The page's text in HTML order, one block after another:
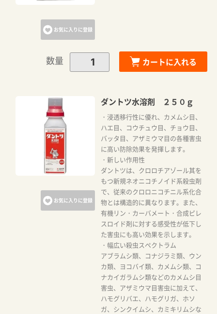
お気に入りに登録
数量 カートに入れる
お気に入りに登録
ダントツ水溶剤 ２５０ｇ
・浸透移行性に優れ、カメムシ目、
ハエ目、コウチュウ目、チョウ目、
バッタ目、アザミウマ目の各種害虫
に高い防除効果を発揮します。
・新しい作用性
ダントツは、クロロチアゾール其を
もつ新規ネオニコチノイド系殺虫剤
で、従来のクロロニコチニル系化合
物とは構造的に異なります。また、
有機リン・カーバメート・合成ピレ
スロイド剤に対する感受性が低下し
た害虫にも高い効果を示します。
・幅広い殺虫スペクトラム
アブラムシ類、コナジラミ類、ウン
カ類、ヨコバイ類、カメムシ類、コ
ナカイガラムシ類などのカメムシ目
害虫、アザミウマ目害虫に加えて、
ハモグリバエ、ハモグリガ、ホソ
ガ、シンクイムシ、カミキリムシな